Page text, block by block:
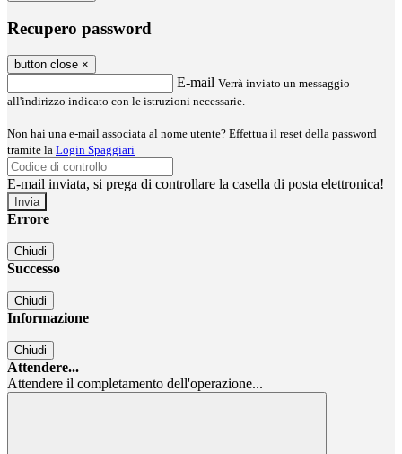
Recupero password
button close ×
E-mail Verrà inviato un messaggio
all'indirizzo indicato con le istruzioni necessarie.
Non hai una e-mail associata al nome utente? Effettua il reset della password
tramite la Login Spaggiari
E-mail inviata, si prega di controllare la casella di posta elettronica!
Errore
Chiudi
Successo
Chiudi
Informazione
Chiudi
Attendere...
Attendere il completamento dell'operazione...